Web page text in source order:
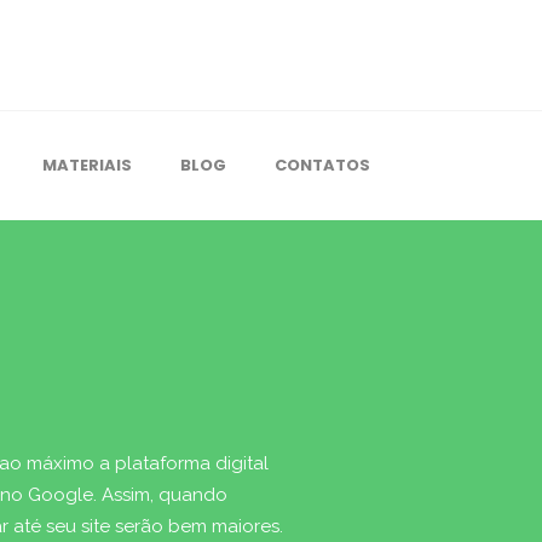
MATERIAIS BLOG CONTATOS
máximo a plataforma digital
Google. Assim, quando
seu site serão bem maiores.